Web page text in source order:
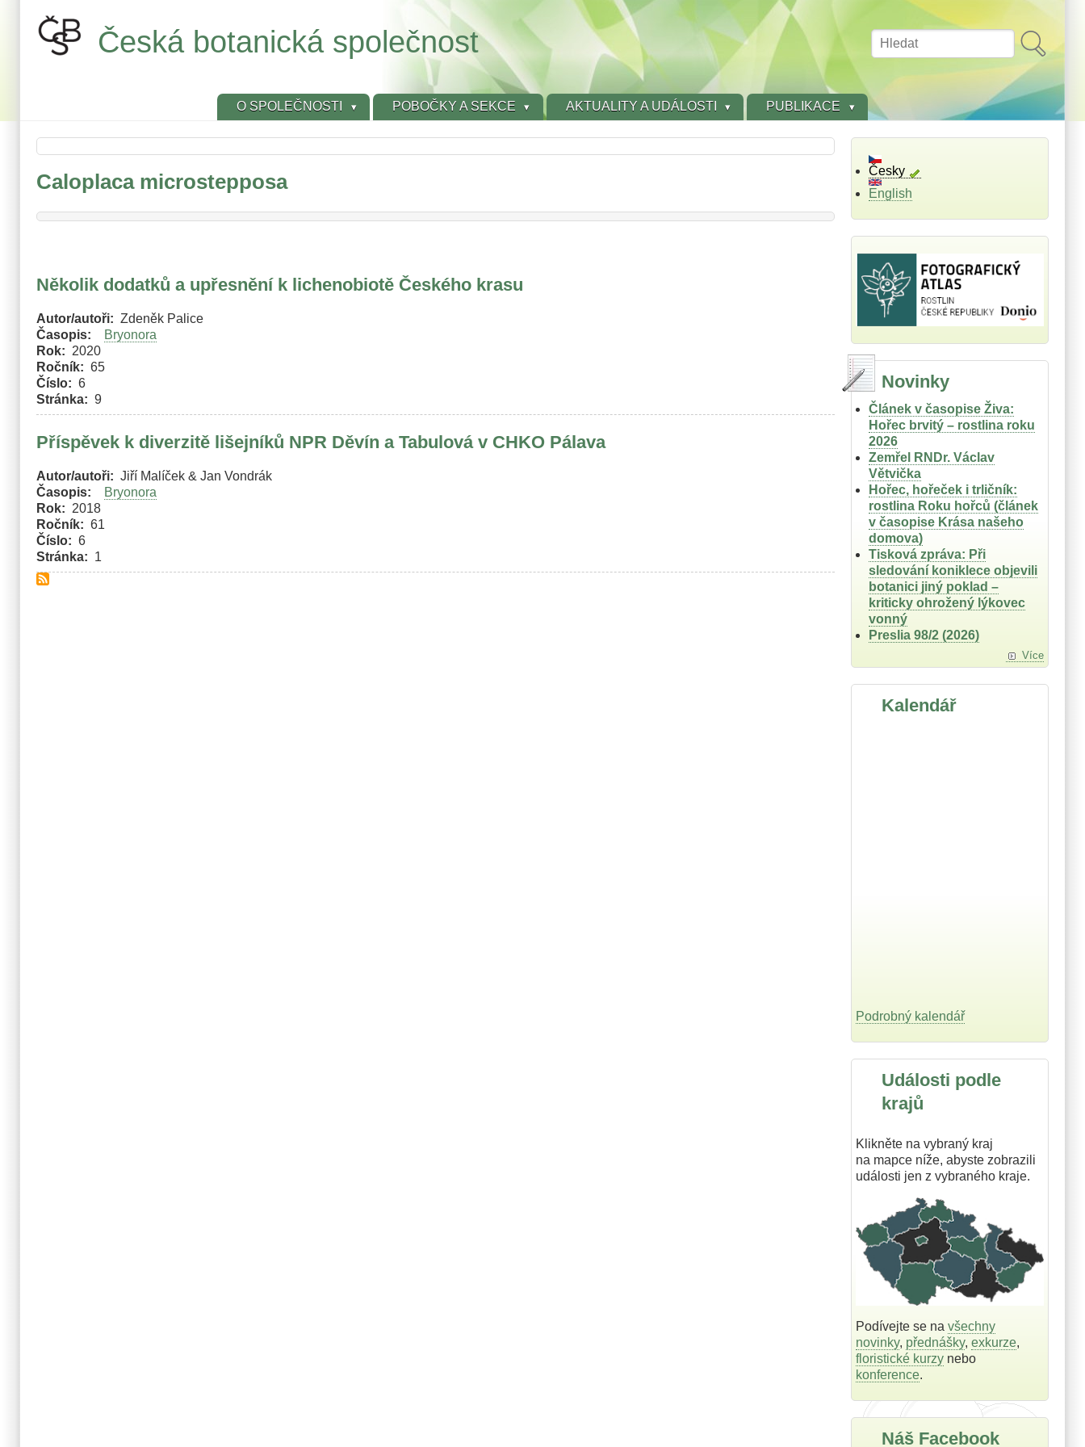
hlavnímu
Hledat
Česká botanická společnost
O SPOLEČNOSTI POBOČKY A SEKCE AKTUALITY A UDÁLOSTI PUBLIKACE
Caloplaca microstepposa
Několik dodatků a upřesnění k lichenobiotě Českého krasu
Autor/autoři
Zdeněk Palice
Časopis
Bryonora
Rok
2020
Ročník
65
Číslo
6
Stránka
9
Příspěvek k diverzitě lišejníků NPR Děvín a Tabulová v CHKO Pálava
Autor/autoři
Jiří Malíček & Jan Vondrák
Časopis
Bryonora
Rok
2018
Ročník
61
Číslo
6
Stránka
1
Česky
English
Novinky
Článek v časopise Živa:
Hořec brvitý – rostlina roku
2026
Zemřel RNDr. Václav
Větvička
Hořec, hořeček i trličník:
rostlina Roku hořců (článek
v časopise Krása našeho
domova)
Tisková zpráva: Při
sledování koniklece objevili
botanici jiný poklad –
kriticky ohrožený lýkovec
vonný
Preslia 98/2 (2026)
Více
Kalendář
Podrobný kalendář
Události podle
krajů
Klikněte na vybraný kraj
na mapce níže, abyste zobrazili
události jen z vybraného kraje.
Podívejte se na všechny
novinky, přednášky, exkurze,
floristické kurzynebo
konference.
Náš Facebook